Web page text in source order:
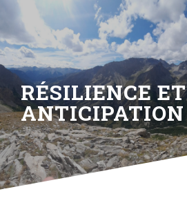
RÉSILIENCE ET
ANTICIPATION